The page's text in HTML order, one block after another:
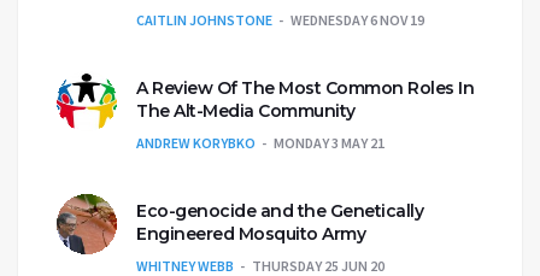
CAITLIN JOHNSTONE WEDNESDAY 6 NOV 19
A Review Of The Most Common Roles In
The Alt-Media Community
ANDREW KORYBKO MONDAY 3 MAY 21
Eco-genocide and the Genetically
Engineered Mosquito Army
WHITNEY WEBB THURSDAY 25 JUN 20